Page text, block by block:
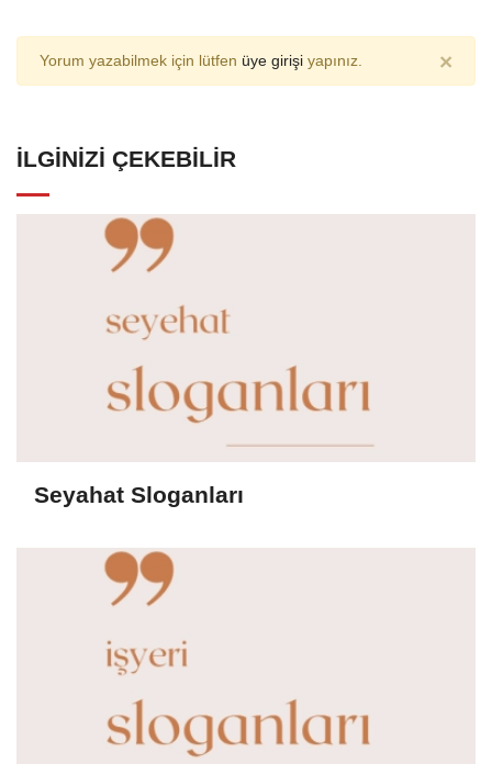
Yorum yazabilmek için lütfen üye girişi yapınız. ×
İLGINIZI ÇEKEBILIR
Seyahat Sloganları